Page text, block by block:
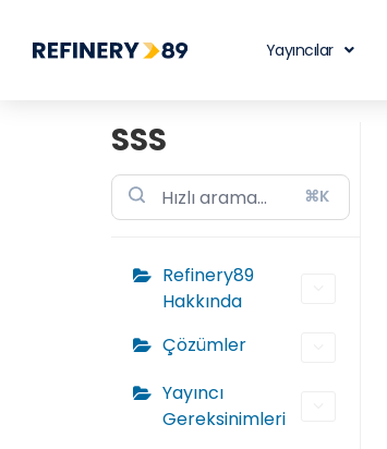
Yayıncılar
SSS
⌘K
Refinery89
Hakkında
Çözümler
Yayıncı
Gereksinimleri